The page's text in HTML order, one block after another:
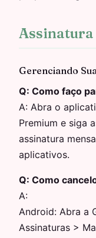
Gerenciando
Q: Como faço
A: Abra o
Premium e siga
assinatura
aplicativos.
Q: Como
A:
Android: Abra a
Assinaturas >